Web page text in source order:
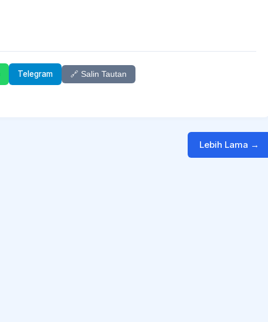
Telegram 🔗 Salin Tautan
Lebih Lama →